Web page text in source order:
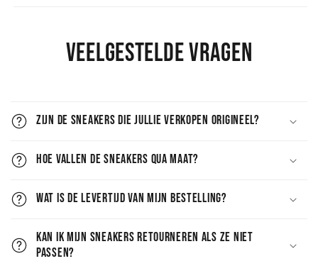
Veelgestelde vragen
Zijn de sneakers die jullie verkopen origineel?
Hoe vallen de sneakers qua maat?
Wat is de levertijd van mijn bestelling?
Kan ik mijn sneakers retourneren als ze niet
passen?